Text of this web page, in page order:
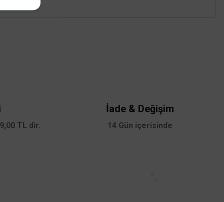
TL dir.
İade & Değişim
14 Gün içerisinde